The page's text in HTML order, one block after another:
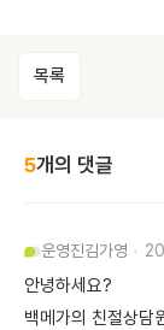
목록
5개의 댓글
운영진김가영
안녕하세요?
백메가의 친절상담